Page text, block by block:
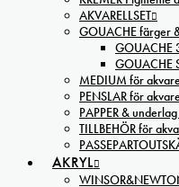
AKVARELLSET
GOUACHE färger
GOUACHE
GOUACHE
MEDIUM för
PENSLAR för
PAPPER &
TILLBEHÖR för
AKRYL